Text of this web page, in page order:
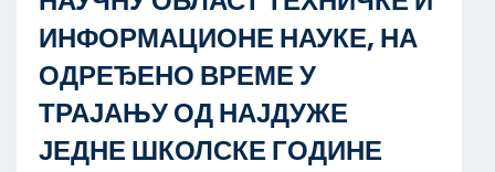
ИНФОРМАЦИОНЕ НАУКЕ, НА
ОДРЕЂЕНО ВРЕМЕ У
ТРАЈАЊУ ОД НАЈДУЖЕ
ЈЕДНЕ ШКОЛСКЕ ГОДИНЕ